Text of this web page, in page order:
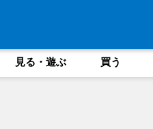
見る・遊ぶ 買う